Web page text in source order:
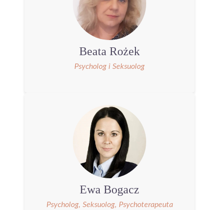
Beata Rożek
Psycholog i Seksuolog
Ewa Bogacz
Psycholog, Seksuolog, Psychoterapeuta